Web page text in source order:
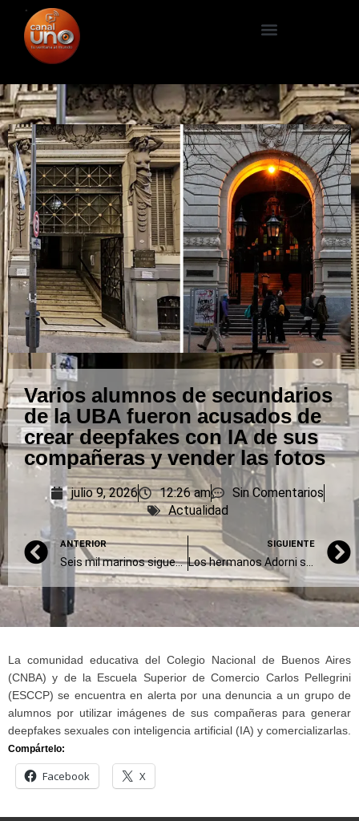
Varios alumnos de secundarios
de la UBA fueron acusados de
crear deepfakes con IA de sus
compañeras y vender las fotos
julio 9, 2026 12:26 am
Sin Comentarios
Actualidad
ANTERIOR
Seis mil marinos siguen bloqueados en el Golfo, según la agencia marítima de la ONU
SIGUIENTE
Los hermanos Adorni siguen acumulando denuncias y problemas en Comodoro Py
La comunidad educativa del Colegio Nacional de Buenos Aires
(CNBA) y de la Escuela Superior de Comercio Carlos Pellegrini
(ESCCP) se encuentra en alerta por una denuncia a un grupo de
alumnos por utilizar imágenes de sus compañeras para generar
deepfakes sexuales con inteligencia artificial (IA) y comercializarlas.
Compártelo:
Facebook X